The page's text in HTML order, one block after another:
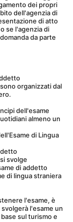
dei propri
dell'agenzia di
di atto
se l'agenzia di
da parte
organizzati dal
almeno un
svolge
di addetto
di lingua straniera
l'esame un
sul turismo e